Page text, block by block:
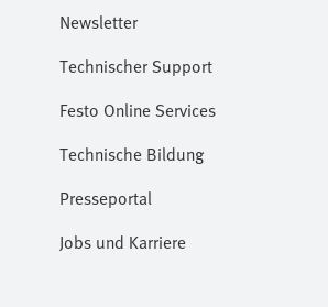
Newsletter
Technischer Support
Festo Online Services
Technische Bildung
Presseportal
Jobs und Karriere